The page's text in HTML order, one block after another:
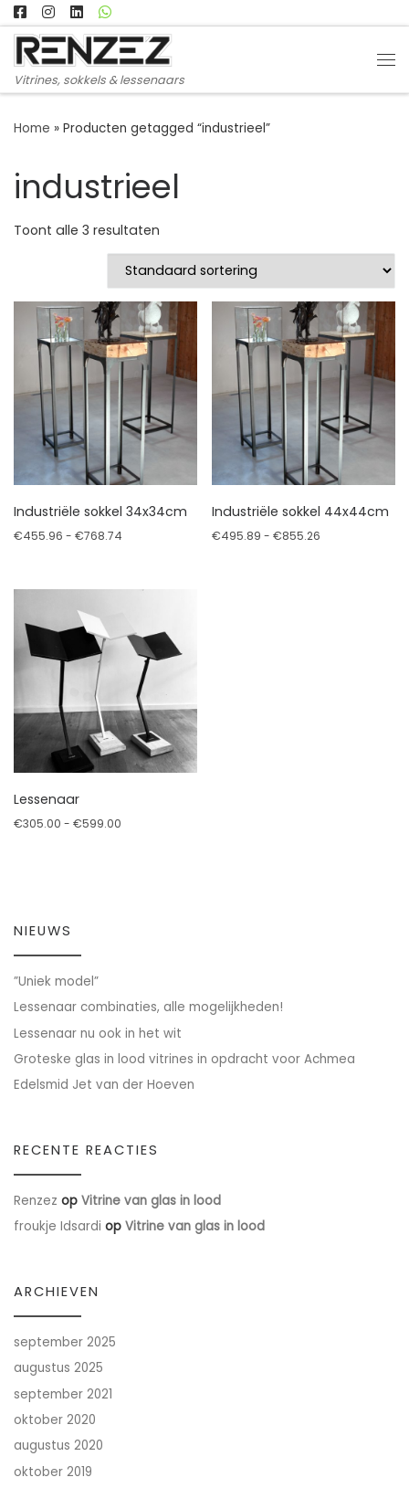
Ga naar inhoud
Vitrines, sokkels & lessenaars
Home » Producten getagged “industrieel”
industrieel
Toont alle 3 resultaten
Industriële sokkel 34x34cm
€455.96 - €768.74 Prijsklasse: €455.96 tot €768.74
Industriële sokkel 44x44cm
€495.89 - €855.26
Lessenaar
€305.00 - €599.00
NIEUWS
”Uniek model”
Lessenaar combinaties, alle mogelijkheden!
Lessenaar nu ook in het wit
Groteske glas in lood vitrines in opdracht voor Achmea
Edelsmid Jet van der Hoeven
RECENTE REACTIES
Renzez op Vitrine van glas in lood
froukje Idsardi op Vitrine van glas in lood
ARCHIEVEN
september 2025
augustus 2025
september 2021
oktober 2020
augustus 2020
oktober 2019